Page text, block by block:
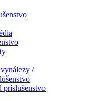
/
príslušenstvo